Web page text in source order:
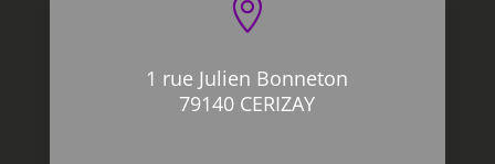

1 rue Julien Bonneton
79140 CERIZAY